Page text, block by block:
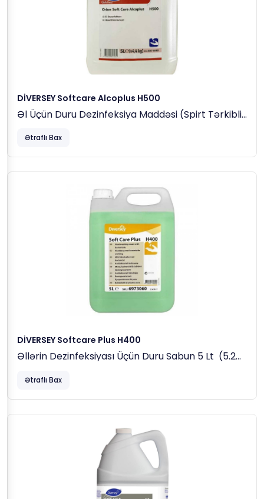
DİVERSEY Softcare Alcoplus H500
Əl Üçün Duru Dezinfeksiya Maddəsi (spirt Tərkibli)
Ətraflı Bax
DİVERSEY Softcare Plus H400
Əllərin Dezinfeksiyası Üçün Duru Sabun 5 Lt (5.2
Ətraflı Bax